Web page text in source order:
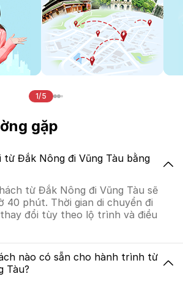
1/5
gặp
từ Đắk Nông đi Vũng Tàu bằng
từ Đắk Nông đi Vũng Tàu sẽ
40 phút. Thời gian di chuyển đi
đổi tùy theo lộ trình và điều
nào có sẵn cho hành trình từ
Tàu?